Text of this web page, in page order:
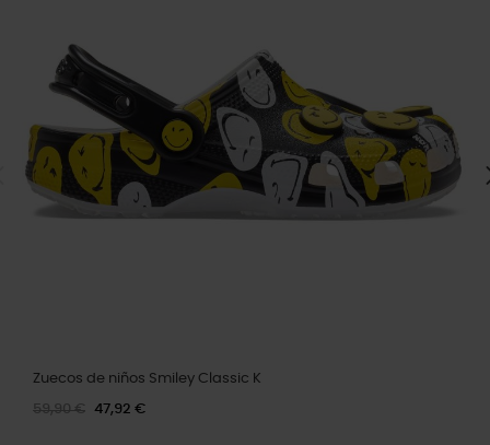
Zuecos de niños Smiley Classic K
59,90 € 47,92 €